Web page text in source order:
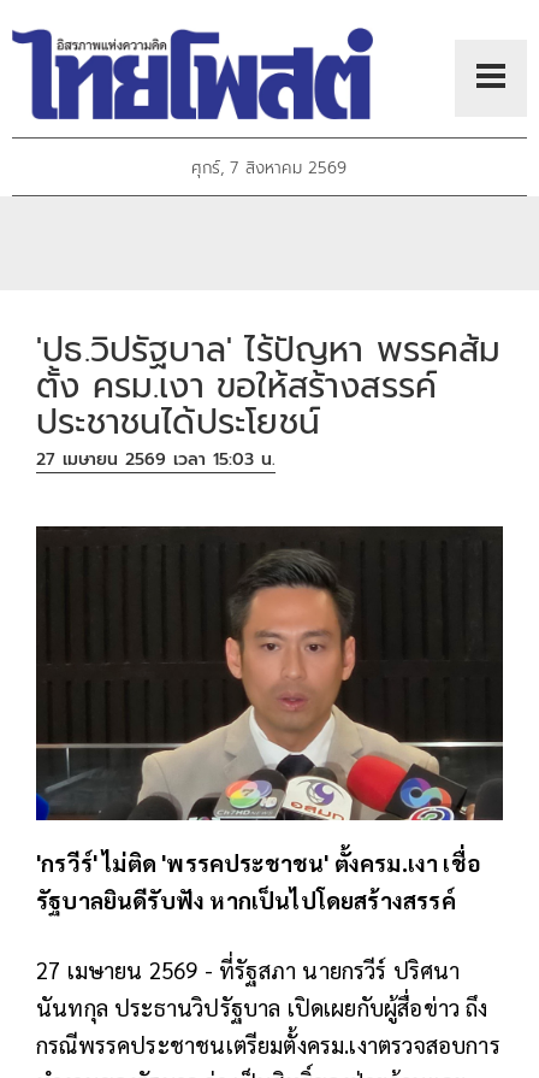
ศุกร์, 7 สิงหาคม 2569
'ปธ.วิปรัฐบาล' ไร้ปัญหา พรรคส้ม
ตั้ง ครม.เงา ขอให้สร้างสรรค์
ประชาชนได้ประโยชน์
27 เมษายน 2569 เวลา 15:03 น.
'กรวีร์' ไม่ติด 'พรรคประชาชน' ตั้งครม.เงา เชื่อ
รัฐบาลยินดีรับฟัง หากเป็นไปโดยสร้างสรรค์
27 เมษายน 2569 - ที่รัฐสภา นายกรวีร์ ปริศนา
นันทกุล ประธานวิปรัฐบาล เปิดเผยกับผู้สื่อข่าว ถึง
กรณีพรรคประชาชนเตรียมตั้งครม.เงาตรวจสอบการ